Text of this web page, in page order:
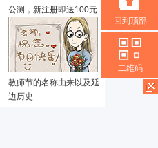
公测，新注册即送100元
教师节的名称由来以及延
边历史
回到顶部
二维码